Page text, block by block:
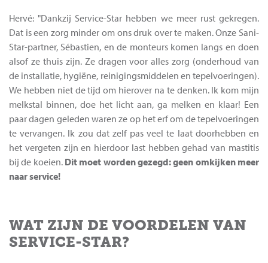
Hervé: "Dankzij Service-Star hebben we meer rust gekregen.
Dat is een zorg minder om ons druk over te maken. Onze Sani-
Star-partner, Sébastien, en de monteurs komen langs en doen
alsof ze thuis zijn. Ze dragen voor alles zorg (onderhoud van
de installatie, hygiëne, reinigingsmiddelen en tepelvoeringen).
We hebben niet de tijd om hierover na te denken. Ik kom mijn
melkstal binnen, doe het licht aan, ga melken en klaar! Een
paar dagen geleden waren ze op het erf om de tepelvoeringen
te vervangen. Ik zou dat zelf pas veel te laat doorhebben en
het vergeten zijn en hierdoor last hebben gehad van mastitis
bij de koeien. Dit moet worden gezegd: geen omkijken meer
naar service!
WAT ZIJN DE VOORDELEN VAN
SERVICE-STAR?